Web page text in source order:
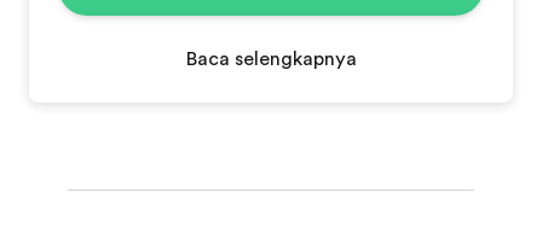
Baca selengkapnya